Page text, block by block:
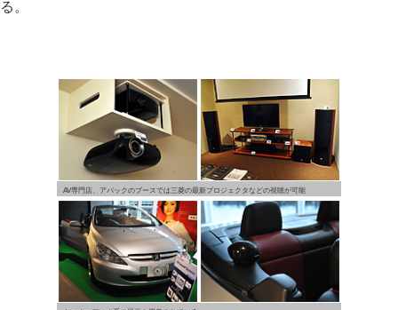
る。
AV専門店、アバックのブースでは三菱の最新プロジェクタなどの視聴が可能